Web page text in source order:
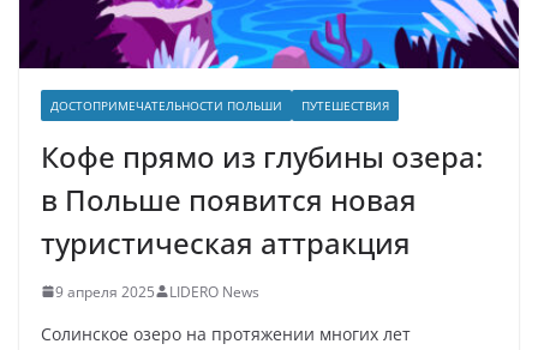
ДОСТОПРИМЕЧАТЕЛЬНОСТИ ПОЛЬШИ ПУТЕШЕСТВИЯ
Кофе прямо из глубины озера:
в Польше появится новая
туристическая аттракция
9 апреля 2025 LIDERO News
Солинское озеро на протяжении многих лет